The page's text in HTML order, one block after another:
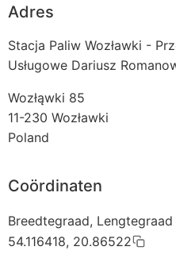
Adres
Stacja Paliw Wozławki -
Usługowe Dariusz
Wozłąwki 85
11-230 Wozławki
Poland
Coördinaten
Breedtegraad, Lengtegraad
54.116418, 20.86522